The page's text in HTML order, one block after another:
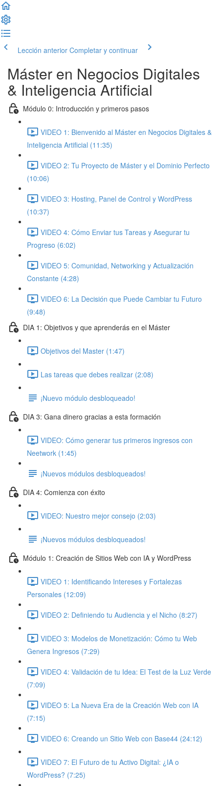
Lección anterior Completar y continuar
Máster en Negocios Digitales
& Inteligencia Artificial
Módulo 0: Introducción y primeros pasos
VIDEO 1: Bienvenido al Máster en Negocios Digitales &
Inteligencia Artificial (11:35)
VIDEO 2: Tu Proyecto de Máster y el Dominio Perfecto
(10:06)
VIDEO 3: Hosting, Panel de Control y WordPress
(10:37)
VIDEO 4: Cómo Enviar tus Tareas y Asegurar tu
Progreso (6:02)
VIDEO 5: Comunidad, Networking y Actualización
Constante (4:28)
VIDEO 6: La Decisión que Puede Cambiar tu Futuro
(9:48)
DIA 1: Objetivos y que aprenderás en el Máster
Objetivos del Master (1:47)
Las tareas que debes realizar (2:08)
¡Nuevo módulo desbloqueado!
DIA 3: Gana dinero gracias a esta formación
VIDEO: Cómo generar tus primeros ingresos con
Neetwork (1:45)
¡Nuevos módulos desbloqueados!
DIA 4: Comienza con éxito
VIDEO: Nuestro mejor consejo (2:03)
¡Nuevos módulos desbloqueados!
Módulo 1: Creación de Sitios Web con IA y WordPress
VIDEO 1: Identificando Intereses y Fortalezas
Personales (12:09)
VIDEO 2: Definiendo tu Audiencia y el Nicho (8:27)
VIDEO 3: Modelos de Monetización: Cómo tu Web
Genera Ingresos (7:29)
VIDEO 4: Validación de tu Idea: El Test de la Luz Verde
(7:09)
VIDEO 5: La Nueva Era de la Creación Web con IA
(7:15)
VIDEO 6: Creando un Sitio Web con Base44 (24:12)
VIDEO 7: El Futuro de tu Activo Digital: ¿IA o
WordPress? (7:25)